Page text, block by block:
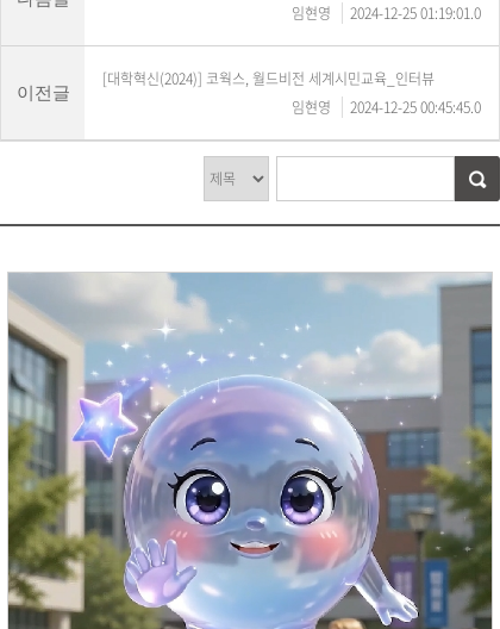
임현영
2024-12-25 01:19:01.0
이전글
[대학혁신(2024)] 코웍스, 월드비전 세계시민교육_인터뷰
임현영
2024-12-25 00:45:45.0